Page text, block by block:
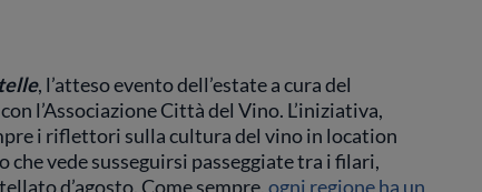
, l’atteso evento dell’estate a cura del
l’Associazione Città del Vino. L’iniziativa,
i riflettori sulla cultura del vino in location
che vede susseguirsi passeggiate tra i filari,
d’agosto. Come sempre,ogni regione ha un